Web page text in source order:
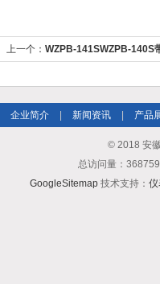
上一个： WZPB-141SWZPB-140S
企业简介 新闻资讯 产品
© 2018 安
总访问量：
GoogleSitemap技术支持： 仪